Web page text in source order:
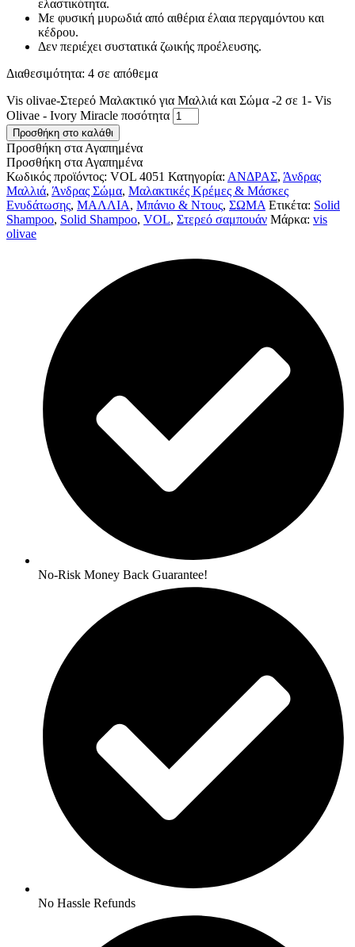
ελαστικότητα.
Με φυσική μυρωδιά από αιθέρια έλαια περγαμόντου και
κέδρου.
Δεν περιέχει συστατικά ζωικής προέλευσης.
Διαθεσιμότητα: 4 σε απόθεμα
Vis olivae-Στερεό Μαλακτικό για Μαλλιά και Σώμα -2 σε 1- Vis
Olivae - Ivory Miracle ποσότητα
Προσθήκη στο καλάθι
Προσθήκη στα Αγαπημένα
Προσθήκη στα Αγαπημένα
Κωδικός προϊόντος: VOL 4051 Κατηγορία: ΑΝΔΡΑΣ, Άνδρας
Μαλλιά, Άνδρας Σώμα, Μαλακτικές Κρέμες & Μάσκες
Ενυδάτωσης, ΜΑΛΛΙΑ, Μπάνιο & Ντους, ΣΩΜΑ Ετικέτα: Solid
Shampoo, Solid Shampoo, VOL, Στερεό σαμπουάν Μάρκα: vis
olivae
No-Risk Money Back Guarantee!
No Hassle Refunds